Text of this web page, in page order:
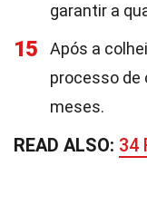
garantir a
15
Após a
processo de
meses.
READ ALSO: 34